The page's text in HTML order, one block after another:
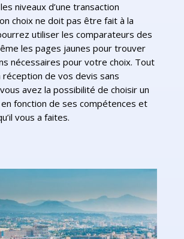
niveaux d’une transaction
choix ne doit pas être fait à la
utiliser les comparateurs des
les pages jaunes pour trouver
nécessaires pour votre choix. Tout
réception de vos devis sans
avez la possibilité de choisir un
fonction de ses compétences et
vous a faites.